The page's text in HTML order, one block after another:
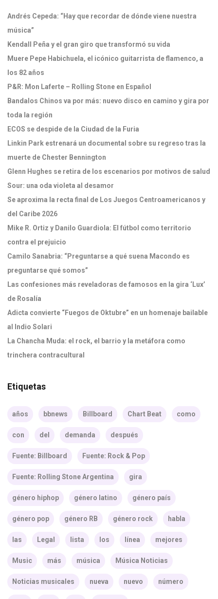
Andrés Cepeda: “Hay que recordar de dónde viene nuestra
música”
Kendall Peña y el gran giro que transformó su vida
Muere Pepe Habichuela, el icónico guitarrista de flamenco, a
los 82 años
P&R: Mon Laferte – Rolling Stone en Español
Bandalos Chinos va por más: nuevo disco en camino y gira por
toda la región
ECOS se despide de la Ciudad de la Furia
Linkin Park estrenará un documental sobre su regreso tras la
muerte de Chester Bennington
Glenn Hughes se retira de los escenarios por motivos de salud
Sour: una oda violeta al desamor
Se aproxima la recta final de Los Juegos Centroamericanos y
del Caribe 2026
Mike R. Ortiz y Danilo Guardiola: El fútbol como territorio
contra el prejuicio
Camilo Sanabria: “Preguntarse a qué suena Macondo es
preguntarse qué somos”
Las confesiones más reveladoras de famosos en la gira ‘Lux’
de Rosalía
Adicta convierte “Fuegos de Oktubre” en un homenaje bailable
al Indio Solari
La Chancha Muda: el rock, el barrio y la metáfora como
trinchera contracultural
Etiquetas
años bbnews Billboard Chart Beat como
con del demanda después
Fuente: Billboard Fuente: Rock & Pop
Fuente: Rolling Stone Argentina gira
género hiphop género latino género país
género pop género RB género rock habla
las Legal lista los línea mejores
Music más música Música Noticias
Noticias musicales nueva nuevo número